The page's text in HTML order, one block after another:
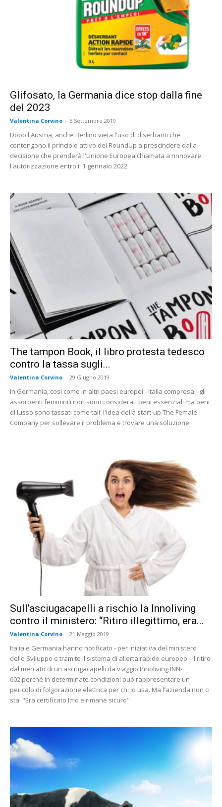
Glifosato, la Germania dice stop dalla fine
del 2023
Valentina Corvino - 5 Settembre 2019
Dopo l'Austria, anche Berlino vieta l'uso di diserbanti che
contengono il principio attivo del RoundUp a prescindere dalla
decisione che prenderà l'Unione Europea chiamata a rinnovare
l'autorizzazione entro il 1 gennaio 2022
The tampon Book, il libro protesta tedesco
contro la tassa sugli...
Valentina Corvino - 29 Giugno 2019
In Germania, così come in altri paesi europei - Italia compresa - gli
assorbenti femminili non sono considerati beni essenziali ma beni
di lusso sono tassati come tali: l'idea della start-up The Female
Company per sollevare il problema e trovare una soluzione
Sull’asciugacapelli a rischio la Innoliving
contro il ministero: “Ritiro illegittimo, era...
Valentina Corvino - 21 Maggio 2019
Italia e Germania hanno notificato - per iniziativa del ministero
dello Sviluppo e tramite il sistema di allerta rapido europeo - il ritiro
dal mercato di un asciugacapelli da viaggio Innoliving INN-
602 perché in determinate condizioni può rappresentare un
pericolo di folgorazione elettrica per chi lo usa. Ma l'azienda non ci
sta: "Era certificato Imq e rimane sicuro"